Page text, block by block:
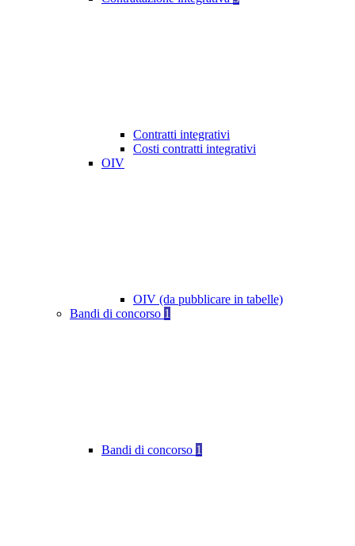
Contratti integrativi
Costi contratti integrativi
OIV
OIV (da pubblicare in tabelle)
Bandi di concorso 1
Bandi di concorso 1